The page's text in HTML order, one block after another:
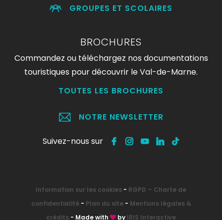
GROUPES ET SCOLAIRES
BROCHURES
Commandez ou téléchargez nos documentations
touristiques pour découvrir le Val-de-Marne.
TOUTES LES BROCHURES
NOTRE NEWSLETTER
Suivez-nous sur
Information sur les cookies - RGPD – Charte de
confidentialité- Plan du site- Mentions légales &
crédits - Made with by IRIS Interactive